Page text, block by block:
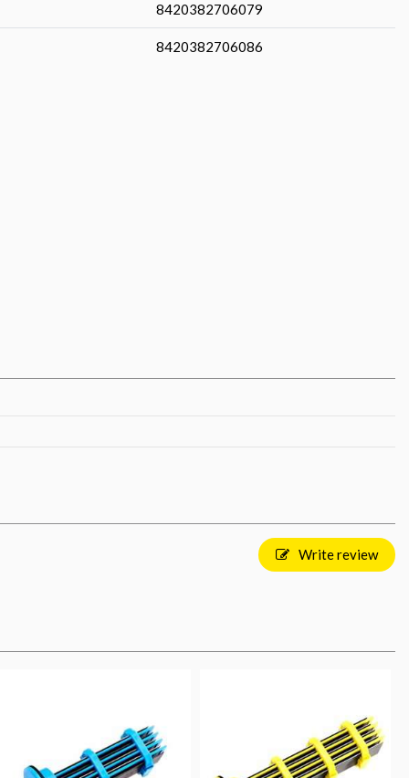
8420382706079
8420382706086
Write review